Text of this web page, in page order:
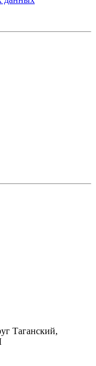
Таганский,